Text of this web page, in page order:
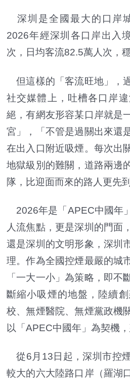
深圳是全國最大的口岸
2026年經深圳各口岸出入
次，日均客流82.5萬人次，
但這樣的「客流旺地」，
社交媒體上，吐槽各口岸
絕，有網友形容某口岸就是
宮」，「不管是過關出來還
在出入口附近吸煙。每次出
地獄級別的難關，道路兩邊
隊，比迎面而來的路人更先
2026年是「APEC中國年
人流焦點，更是深圳的門面
還是深圳的文明形象，深圳
理。作為全國控煙最嚴的城
「一大一小」為策略，即不
斷縮小吸煙的地盤，陸續
校、無煙醫院、無煙黨政機
以「APEC中國年」為契機
從6月13日起，深圳市控
較大的六大陸路口岸（羅湖